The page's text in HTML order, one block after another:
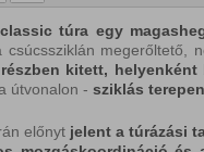
túra egy
megerőltető,
részben kitett,
útvonalon - sziklás
előnyt jelent a túrázási